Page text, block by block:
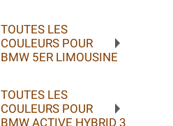
TOUTES LES
COULEURS POUR
BMW 5ER LIMOUSINE
TOUTES LES
COULEURS POUR
BMW ACTIVE HYBRID 3